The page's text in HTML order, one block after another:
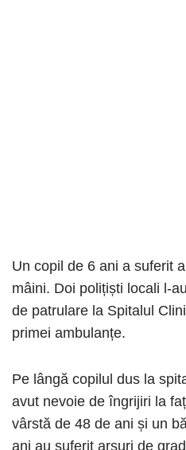
Un copil de 6 ani a suferit
mâini. Doi polițiști locali l-
de patrulare la Spitalul
primei ambulanțe.
Pe lângă copilul dus la
avut nevoie de îngrijiri la
vârstă de 48 de ani și un
ani au suferit arsuri de